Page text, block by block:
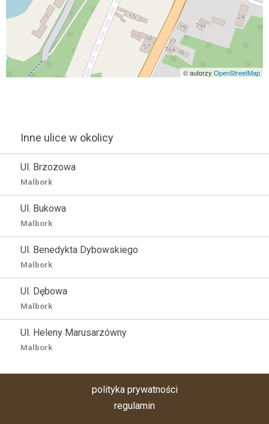
© autorzy OpenStreetMap
Inne ulice w okolicy
Ul. Brzozowa
Malbork
Ul. Bukowa
Malbork
Ul. Benedykta Dybowskiego
Malbork
Ul. Dębowa
Malbork
Ul. Heleny Marusarzówny
Malbork
polityka prywatności
regulamin